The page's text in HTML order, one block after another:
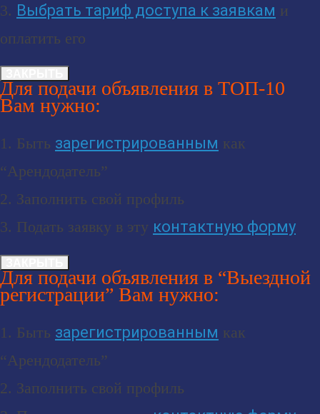
3. Выбрать тариф доступа к заявкам и
оплатить его
Для подачи объявления в ТОП-10
Вам нужно:
1. Быть зарегистрированным как
“Арендодатель”
2. Заполнить свой профиль
3. Подать заявку в эту контактную форму
Для подачи объявления в “Выездной
регистрации” Вам нужно:
1. Быть зарегистрированным как
“Арендодатель”
2. Заполнить свой профиль